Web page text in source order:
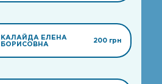
КАЛАЙДА ЕЛЕНА
БОРИСОВНА
200 грн